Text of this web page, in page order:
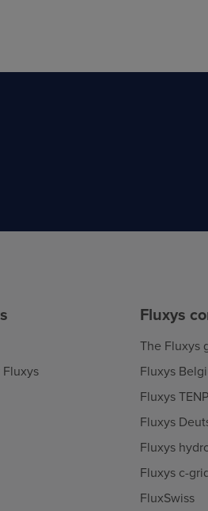
Fluxys
The Fluxys
Fluxys
Fluxys TENP
Fluxys
Fluxys
Fluxys c-
FluxSwiss